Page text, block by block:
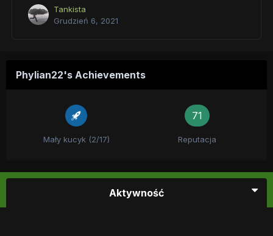
Tankista
Grudzień 6, 2021
Phylian22's Achievements
Mały kucyk (2/17)
71
Reputacja
Aktywność